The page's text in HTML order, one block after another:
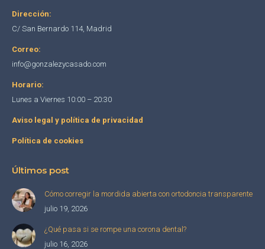
windowwindow
Dirección:
C/ San Bernardo 114, Madrid
Correo:
info@gonzalezycasado.com
Horario:
Lunes a Viernes 10:00 – 20:30
Aviso legal y política de privacidad
Política de cookies
Últimos post
Cómo corregir la mordida abierta con ortodoncia transparente
julio 19, 2026
¿Qué pasa si se rompe una corona dental?
julio 16, 2026